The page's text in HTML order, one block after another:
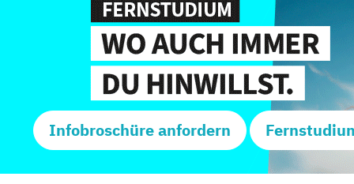
Infobroschüre anfordern